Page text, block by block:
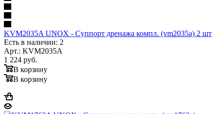
KVM2035A UNOX - Суппорт дренажа компл. (vm2035a) 2 шт
Есть в наличии: 2
Арт.: KVM2035A
1 224 руб.
В корзину
В корзину